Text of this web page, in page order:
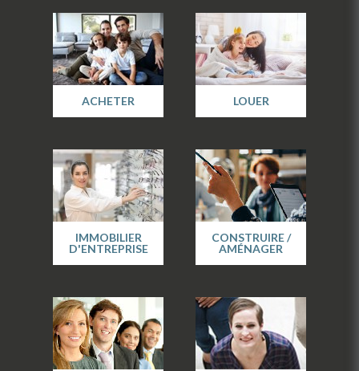
ACHETER LOUER
IMMOBILIER
D'ENTREPRISE
CONSTRUIRE /
AMÉNAGER